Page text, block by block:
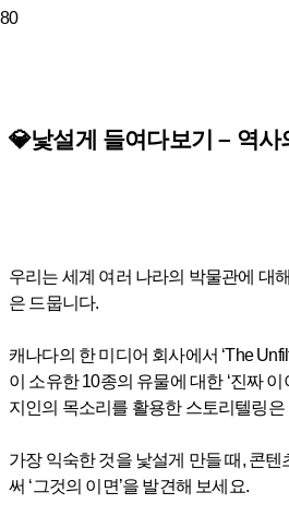
💎낯설게 들여다보기 – 역
우리는 세계 여러 나라의 박물관에 대
은 드뭅니다.
캐나다의 한 미디어 회사에서 ‘The
이 소유한 10종의 유물에 대한 ‘진짜
지인의 목소리를 활용한 스토리텔링
가장 익숙한 것을 낯설게 만들 때, 콘
써 ‘그것의 이면’을 발견해 보세요.